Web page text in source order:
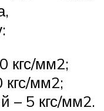
кгс/мм2;
кгс/мм2;
– 5 кгс/мм2.